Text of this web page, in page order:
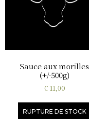
Sauce aux morilles
(+/-500g)
€11,00
RUPTURE DE STOCK